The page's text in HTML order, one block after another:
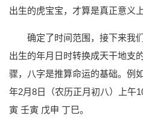
出生的虎宝宝，才算是真正意义上
确定了时间范围，接下来我
出生的年月日时转换成天干地支
骤，八字是推算命运的基础。例
年2月8日（农历正月初八）上午
寅 壬寅 戊申 丁巳。